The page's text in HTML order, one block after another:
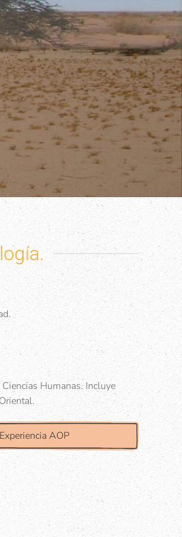
Humanas. Incluye
Experiencia AOP